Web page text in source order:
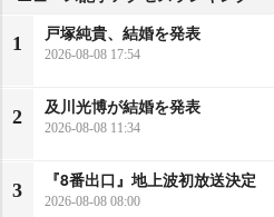
1
戸塚純貴、結婚を発表
2026-08-08 17:54
2
及川光博が結婚を発表
2026-08-08 11:34
3
『8番出口』地上波初放送決定
2026-08-08 08:00